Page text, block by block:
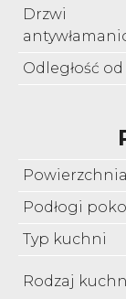
Drzwi
Odległość
Podłogi
Typ kuchni
Rodzaj